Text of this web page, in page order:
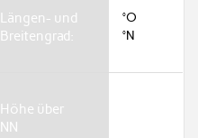
Längen- und
Breitengrad:
°O
°N
Höhe über
NN